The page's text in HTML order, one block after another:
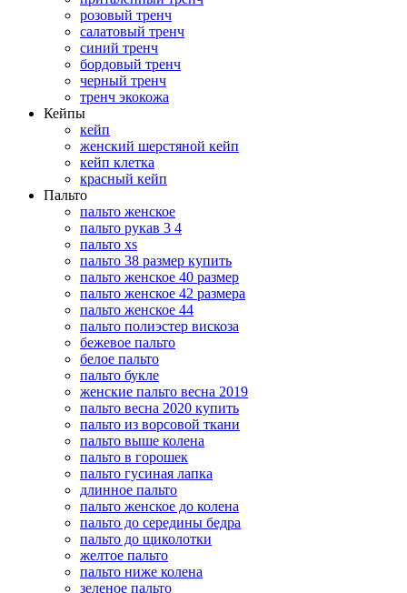
розовый тренч
салатовый тренч
синий тренч
бордовый тренч
черный тренч
тренч экокожа
Кейпы
кейп
женский шерстяной кейп
кейп клетка
красный кейп
Пальто
пальто женское
пальто рукав 3 4
пальто xs
пальто 38 размер купить
пальто женское 40 размер
пальто женское 42 размера
пальто женское 44
пальто полиэстер вискоза
бежевое пальто
белое пальто
пальто букле
женские пальто весна 2019
пальто весна 2020 купить
пальто из ворсовой ткани
пальто выше колена
пальто в горошек
пальто гусиная лапка
длинное пальто
пальто женское до колена
пальто до середины бедра
пальто до щиколотки
желтое пальто
пальто ниже колена
зеленое пальто